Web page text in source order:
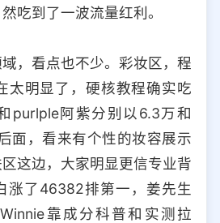
吃到了一波流量红利。
，看点也不少。彩妆区，程
太明显了，硬核教程确实吃
purlple阿紫分别以6.3万和
面，看来有个性的妆容展示
这边，大家明显更信专业背
涨了46382排第一，姜先生
靠成分科普和实测拉